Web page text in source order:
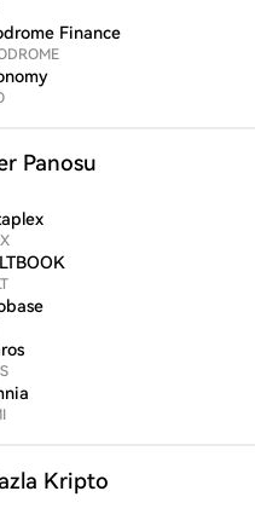
Finance
Panosu
Kripto